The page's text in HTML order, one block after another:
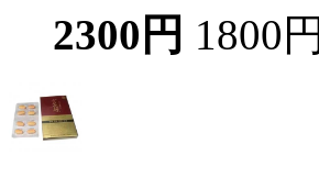
2300円 1800円